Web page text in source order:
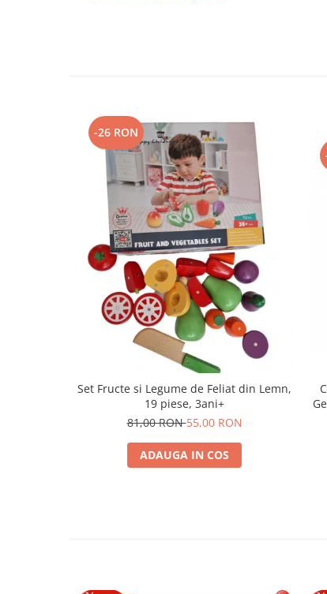
-26 RON
Set Fructe si Legume de Feliat din Lemn,
19 piese, 3ani+
81,00 RON55,00 RON
ADAUGA IN COS